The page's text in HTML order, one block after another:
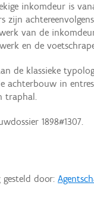
inkomdeur is
zijn
van de
en de
de klassieke
achterbouw in
traphal.
1898#1307.
gesteld door: